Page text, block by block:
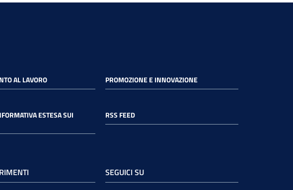
AL LAVORO PROMOZIONE E INNOVAZIONE
ESTESA SUI
RSS FEED
SEGUICI SU